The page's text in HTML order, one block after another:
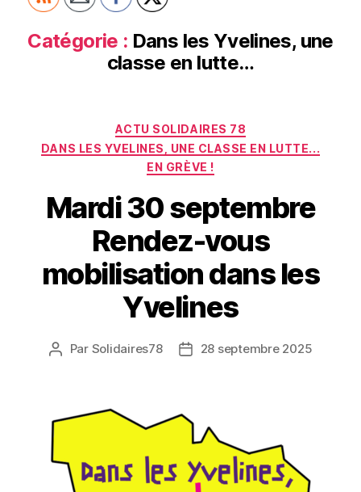
Catégorie : Dans les Yvelines, une
classe en lutte…
Catégories
ACTU SOLIDAIRES 78
DANS LES YVELINES, UNE CLASSE EN LUTTE...
EN GRÈVE !
Mardi 30 septembre
Rendez-vous
mobilisation dans les
Yvelines
Auteur
Par Solidaires78
Date28 septembre 2025